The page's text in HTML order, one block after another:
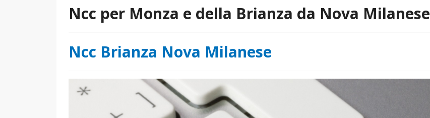
Ncc per Monza e della Brianza da Nova Milanese
Ncc Brianza Nova Milanese